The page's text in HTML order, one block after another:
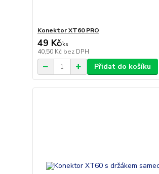
Konektor XT60 PRO
49 Kč/ks
40,50 Kč bez DPH
Přidat do košíku